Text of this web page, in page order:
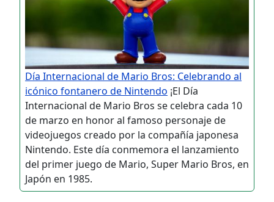
Día Internacional de Mario Bros: Celebrando al
icónico fontanero de Nintendo ¡El Día
Internacional de Mario Bros se celebra cada 10
de marzo en honor al famoso personaje de
videojuegos creado por la compañía japonesa
Nintendo. Este día conmemora el lanzamiento
del primer juego de Mario, Super Mario Bros, en
Japón en 1985.